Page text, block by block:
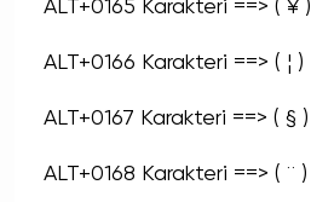
ALT+0165 Karakteri ==> ( ¥ )
ALT+0166 Karakteri ==> ( ¦ )
ALT+0167 Karakteri ==> ( § )
ALT+0168 Karakteri ==> ( ¨ )